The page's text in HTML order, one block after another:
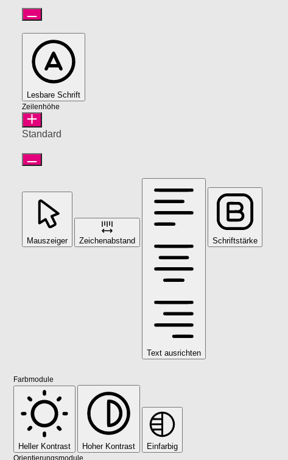
Lesbare Schrift
Zeilenhöhe
Standard
Mauszeiger Zeichenabstand
Text ausrichten
Schriftstärke
Farbmodule
Heller Kontrast Hoher Kontrast Einfarbig